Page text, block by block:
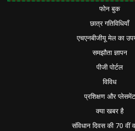
फोन बुक
छात्र गतिविधियाँ
एचएनबीजीयू मेल का
समझौता ज्ञापन
पीजी पोर्टल
विविध
प्रशिक्षण और प्लेसमेंट
क्या खबर है
संविधान दिवस की 70 वीं